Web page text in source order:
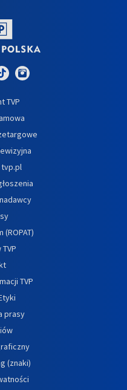
TVP
tvp.pl
(ROPAT)
TVP
prasy
(znaki)